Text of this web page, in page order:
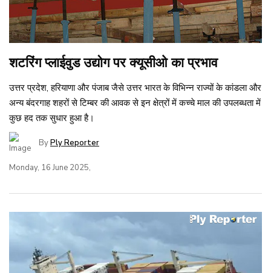
शटरिंग प्लाईवुड उद्योग पर क्यूसीओ का प्रभाव
उत्तर प्रदेश, हरियाणा और पंजाब जैसे उत्तर भारत के विभिन्न राज्यों के कांडला और
अन्य बंदरगाह शहरों से टिम्बर की आवक से इन क्षेत्रों में कच्चे माल की उपलब्धता में
कुछ हद तक सुधार हुआ है।
ByPly Reporter
Monday, 16 June 2025,